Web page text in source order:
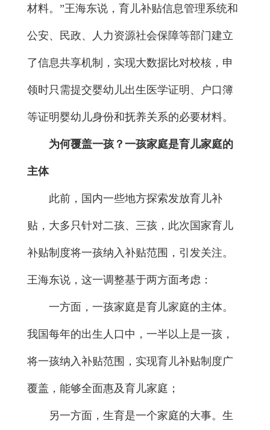
材料。”王海东说，育儿补贴信息管理系统和
公安、民政、人力资源社会保障等部门建立
了信息共享机制，实现大数据比对校核，申
领时只需提交婴幼儿出生医学证明、户口簿
等证明婴幼儿身份和抚养关系的必要材料。
为何覆盖一孩？一孩家庭是育儿家庭的
主体
此前，国内一些地方探索发放育儿补
贴，大多只针对二孩、三孩，此次国家育儿
补贴制度将一孩纳入补贴范围，引发关注。
王海东说，这一调整基于两方面考虑：
一方面，一孩家庭是育儿家庭的主体。
我国每年的出生人口中，一半以上是一孩，
将一孩纳入补贴范围，实现育儿补贴制度广
覆盖，能够全面惠及育儿家庭；
另一方面，生育是一个家庭的大事。生